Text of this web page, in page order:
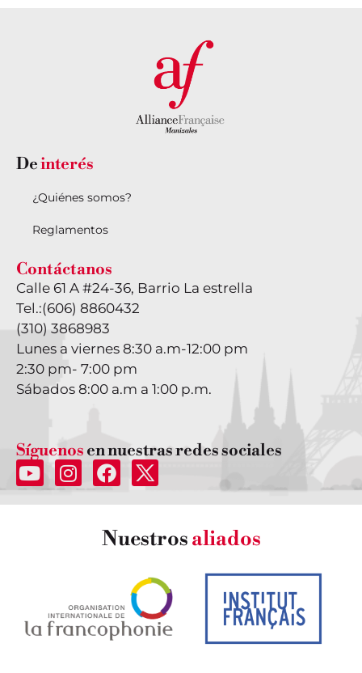
Deinterés
¿Quiénes somos?
Reglamentos
Contáctanos
Calle 61 A #24-36, Barrio La estrella
Tel.:(606) 8860432
(310) 3868983
Lunes a viernes 8:30 a.m-12:00 pm
2:30 pm- 7:00 pm
Sábados 8:00 a.m a 1:00 p.m.
Síguenos en nuestras redes sociales
Nuestrosaliados